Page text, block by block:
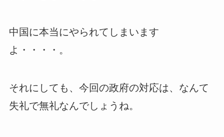
中国に本当にやられてしまいます
よ・・・・。
それにしても、今回の政府の対応は、なんて
失礼で無礼なんでしょうね。